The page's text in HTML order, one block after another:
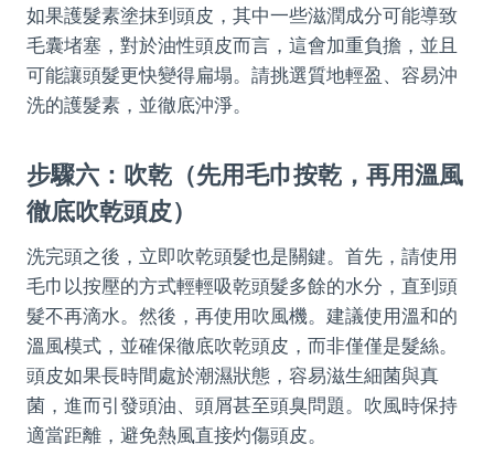
如果護髮素塗抹到頭皮，其中一些滋潤成分可能導致
毛囊堵塞，對於油性頭皮而言，這會加重負擔，並且
可能讓頭髮更快變得扁塌。請挑選質地輕盈、容易沖
洗的護髮素，並徹底沖淨。
步驟六：吹乾（先用毛巾按乾，再用溫風
徹底吹乾頭皮）
洗完頭之後，立即吹乾頭髮也是關鍵。首先，請使用
毛巾以按壓的方式輕輕吸乾頭髮多餘的水分，直到頭
髮不再滴水。然後，再使用吹風機。建議使用溫和的
溫風模式，並確保徹底吹乾頭皮，而非僅僅是髮絲。
頭皮如果長時間處於潮濕狀態，容易滋生細菌與真
菌，進而引發頭油、頭屑甚至頭臭問題。吹風時保持
適當距離，避免熱風直接灼傷頭皮。